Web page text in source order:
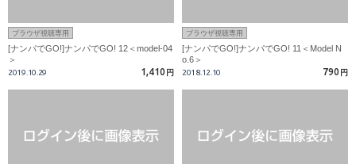
ブラウザ視聴専用
[ナンパでGO!]ナンパでGO! 12＜model-04
＞
2019.10.29 1,410 円
ブラウザ視聴専用
[ナンパでGO!]ナンパでGO! 11＜Model N
o.6＞
2018.12.10 790 円